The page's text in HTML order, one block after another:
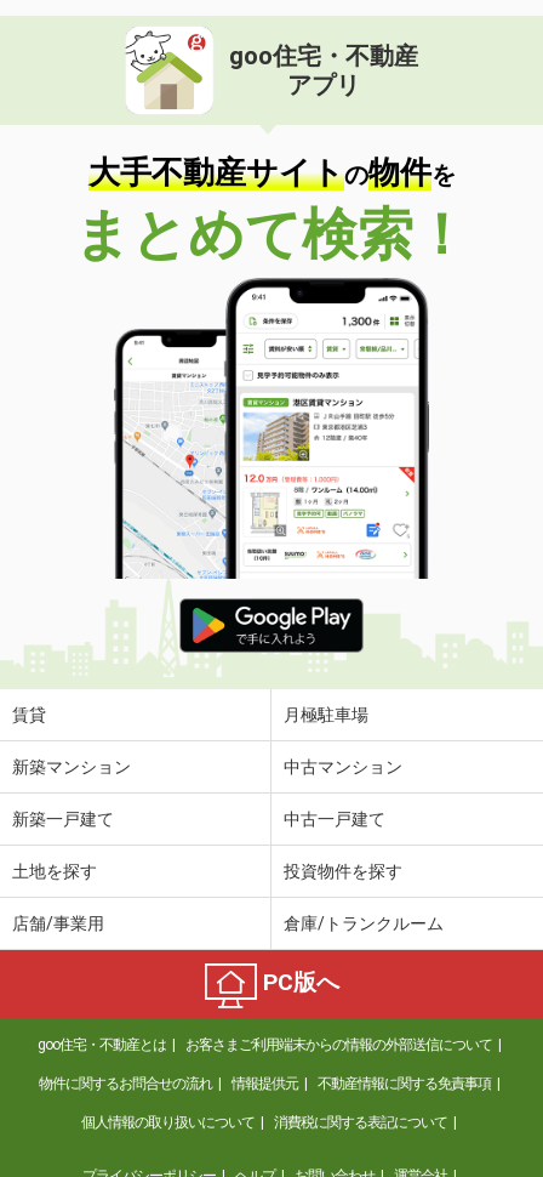
東京都新宿区北新宿３丁目
価 格
13.20万円
住 所
東京都新宿区北新宿３丁目
専有面積 29.48m²
間取り
ワンルーム
東京都世田谷区上野毛１丁目
価 格
27.80万円
東京都世田谷区上野毛１丁目
74.52m²
間取り
3LDK
東京都目黒区中央町１丁目
価 格
7.50万円
住 所
東京都目黒区中央町１丁目
専有面積 20.66m²
間取り
1K
東京都世田谷区駒沢３丁目
価 格
19万円
住 所
東京都世田谷区駒沢３丁目
専有面積
東京都品川区大井６丁目
12.50万円
東京都町田市中町２丁目
10.50万円
住 所
東京都町田市中町２丁目
専有面積 25.05m²
間取り
1K
東京都中野区野方２丁目
goo住宅・不動産
アプリ
大手不動産サイトの物件を
まとめて検索！
賃貸 月極駐車場
新築マンション 中古マンション
新築一戸建て 中古一戸建て
土地を探す 投資物件を探す
店舗/事業用 倉庫/トランクルーム
PC版へ
goo住宅・不動産とは お客さまご利用端末からの情報の外部送信について
物件に関するお問合せの流れ 情報提供元 不動産情報に関する免責事項
個人情報の取り扱いについて 消費税に関する表記について